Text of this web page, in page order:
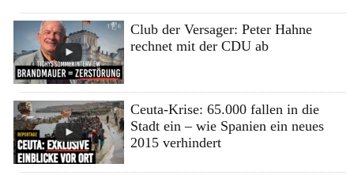
Club der Versager: Peter Hahne
rechnet mit der CDU ab
Ceuta-Krise: 65.000 fallen in die
Stadt ein – wie Spanien ein neues
2015 verhindert